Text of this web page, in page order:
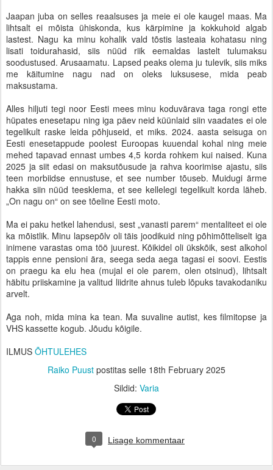
Jaapan juba on selles reaalsuses ja meie ei ole kaugel maas. Ma
lihtsalt ei mõista ühiskonda, kus kärpimine ja kokkuhoid algab
lastest. Nagu ka minu kohalik vald tõstis lasteaia kohatasu ning
lisati toidurahasid, siis nüüd riik eemaldas lastelt tulumaksu
soodustused. Arusaamatu. Lapsed peaks olema ju tulevik, siis miks
me käitumine nagu nad on oleks luksusese, mida peab
maksustama.
Alles hiljuti tegi noor Eesti mees minu koduvärava taga rongi ette
hüpates enesetapu ning iga päev neid küünlaid siin vaadates ei ole
tegelikult raske leida põhjuseid, et miks. 2024. aasta seisuga on
Eesti enesetappude poolest Euroopas kuuendal kohal ning meie
mehed tapavad ennast umbes 4,5 korda rohkem kui naised. Kuna
2025 ja siit edasi on maksutõusude ja rahva koorimise ajastu, siis
teen morbiidse ennustuse, et see number tõuseb. Muidugi ärme
hakka siin nüüd teesklema, et see kellelegi tegelikult korda läheb.
„On nagu on“ on see tõeline Eesti moto.
Ma ei paku hetkel lahendusi, sest „vanasti parem“ mentaliteet ei ole
ka mõistlik. Minu lapsepõlv oli täis joodikuid ning põhimõtteliselt iga
inimene varastas oma töö juurest. Kõikidel oli ükskõik, sest alkohol
tappis enne pensioni ära, seega seda aega tagasi ei soovi. Eestis
on praegu ka elu hea (mujal ei ole parem, olen otsinud), lihtsalt
häbitu priiskamine ja valitud liidrite ahnus tuleb lõpuks tavakodaniku
arvelt.
Aga noh, mida mina ka tean. Ma suvaline autist, kes filmitopse ja
VHS kassette kogub. Jõudu kõigile.
ILMUS ÕHTULEHES
Raiko Puust postitas selle 18th February 2025
Sildid: Varia
0 Lisage kommentaar